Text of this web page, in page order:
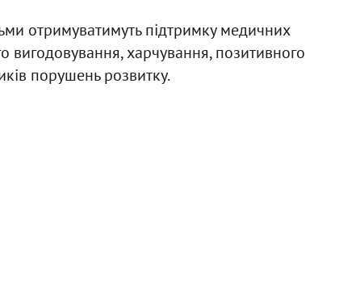
отримуватимуть підтримку медичних
вигодовування, харчування, позитивного
порушень розвитку.